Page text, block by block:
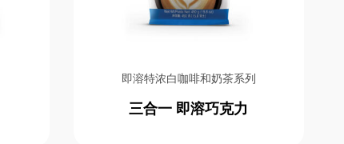
即溶特浓白咖啡和奶茶系列
三合一 即溶巧克力